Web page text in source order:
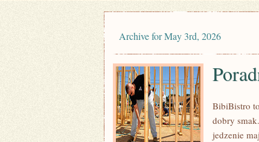
Archive for May 3rd, 2026
BibiBistro
dobry
jedzenie